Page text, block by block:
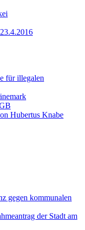
für illegalen
Hubertus Knabe
gegen kommunalen
der Stadt am